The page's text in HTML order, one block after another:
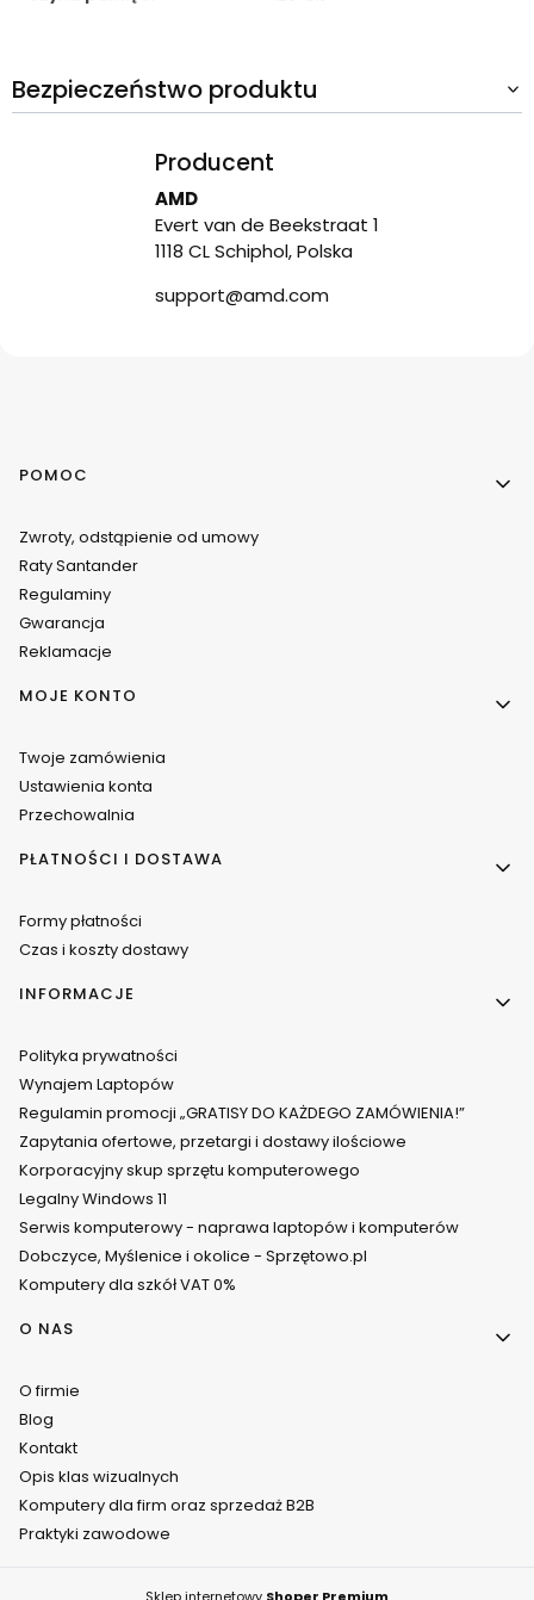
Bezpieczeństwo produktu
Producent
AMD
Evert van de Beekstraat 1
1118 CL Schiphol, Polska
support@amd.com
Linki w stopce
POMOC
Zwroty, odstąpienie od umowy
Raty Santander
Regulaminy
Gwarancja
Reklamacje
MOJE KONTO
Twoje zamówienia
Ustawienia konta
Przechowalnia
PŁATNOŚCI I DOSTAWA
Formy płatności
Czas i koszty dostawy
INFORMACJE
Polityka prywatności
Wynajem Laptopów
Regulamin promocji „GRATISY DO KAŻDEGO ZAMÓWIENIA!”
Zapytania ofertowe, przetargi i dostawy ilościowe
Korporacyjny skup sprzętu komputerowego
Legalny Windows 11
Serwis komputerowy - naprawa laptopów i komputerów
Dobczyce, Myślenice i okolice - Sprzętowo.pl
Komputery dla szkół VAT 0%
O NAS
O firmie
Blog
Kontakt
Opis klas wizualnych
Komputery dla firm oraz sprzedaż B2B
Praktyki zawodowe
Sklep internetowy Shoper Premium